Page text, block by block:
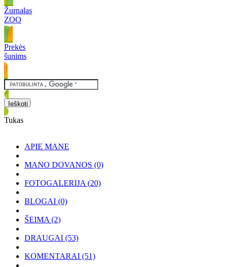
Žurnalas
ZOO
Prekės
šunims
Tukas
APIE MANE
MANO DOVANOS (0)
FOTOGALERIJA (20)
BLOGAI (0)
ŠEIMA (2)
DRAUGAI (53)
KOMENTARAI (51)